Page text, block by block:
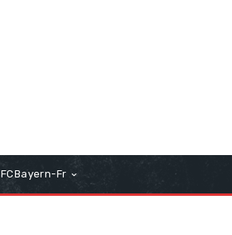
FCBayern-Fr